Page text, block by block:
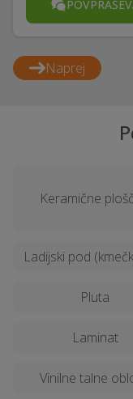
Naprej
Keramične
Ladijski pod
Pluta
Laminat
Vinilne talne